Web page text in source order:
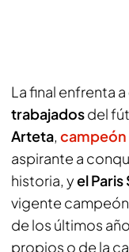
La final enfrenta a
trabajadosdel
Arteta, campeón
aspirante a
historia, yel
vigente
de los últimos
propios o de la